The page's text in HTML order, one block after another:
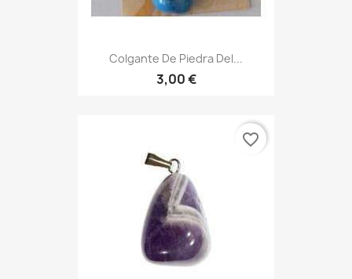
Colgante De Piedra Del...
3,00 €
favorite_border